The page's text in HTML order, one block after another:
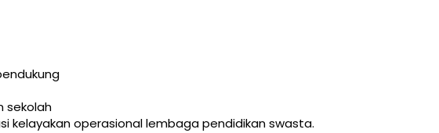
sekolah
kelayakan operasional lembaga pendidikan swasta.